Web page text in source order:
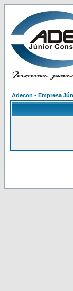
Adecon - Empresa